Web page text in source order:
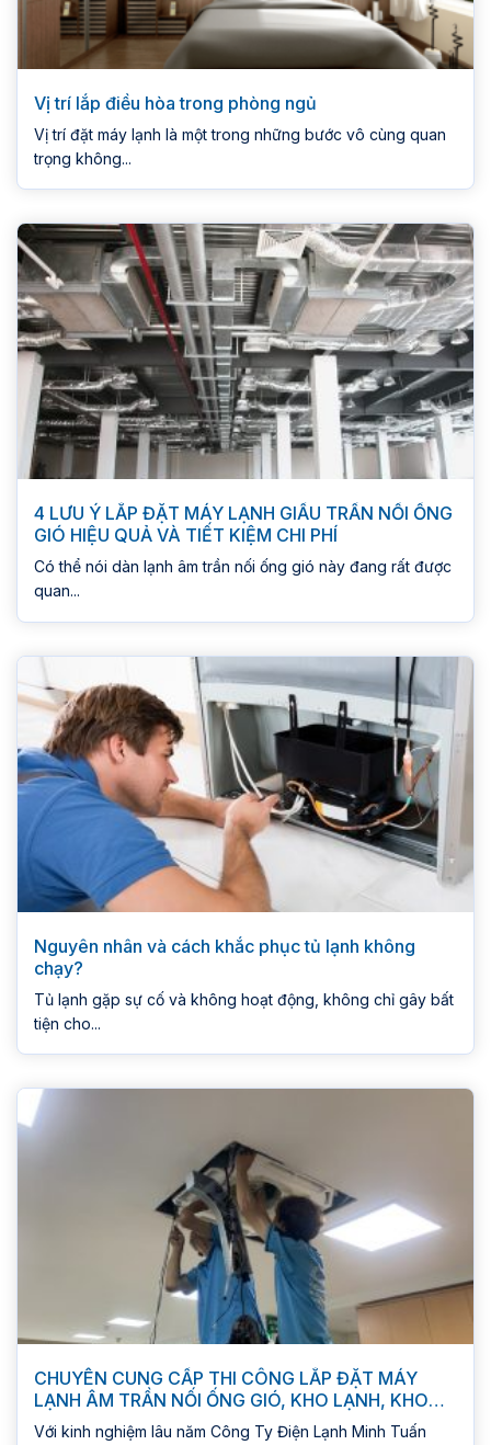
Vị trí lắp điều hòa trong phòng ngủ
Vị trí đặt máy lạnh là một trong những bước vô cùng quan
trọng không...
4 LƯU Ý LẮP ĐẶT MÁY LẠNH GIẤU TRẦN NỐI ỐNG
GIÓ HIỆU QUẢ VÀ TIẾT KIỆM CHI PHÍ
Có thể nói dàn lạnh âm trần nối ống gió này đang rất được
quan...
Nguyên nhân và cách khắc phục tủ lạnh không
chạy?
Tủ lạnh gặp sự cố và không hoạt động, không chỉ gây bất
tiện cho...
CHUYÊN CUNG CẤP THI CÔNG LẮP ĐẶT MÁY
LẠNH ÂM TRẦN NỐI ỐNG GIÓ, KHO LẠNH, KHO
MÁT
Với kinh nghiệm lâu năm Công Ty Điện Lạnh Minh Tuấn